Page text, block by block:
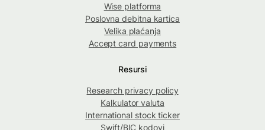
Wise platforma
Poslovna debitna kartica
Velika plaćanja
Accept card payments
Resursi
Research privacy policy
Kalkulator valuta
International stock ticker
Swift/BIC kodovi